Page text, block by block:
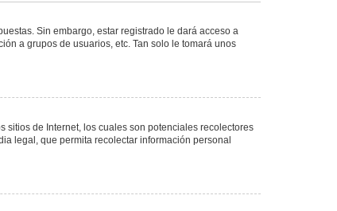
Sin embargo, estar registrado le dará acceso a
a grupos de usuarios, etc. Tan solo le tomará unos
sitios de Internet, los cuales son potenciales recolectores
legal, que permita recolectar información personal